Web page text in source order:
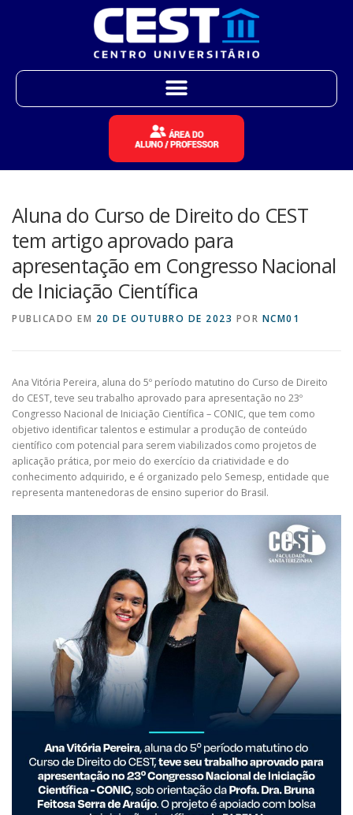
Aluna do Curso de Direito do CEST
tem artigo aprovado para
apresentação em Congresso Nacional
de Iniciação Científica
PUBLICADO EM 20 DE OUTUBRO DE 2023 POR NCM01
Ana Vitória Pereira, aluna do 5º período matutino do Curso de Direito
do CEST, teve seu trabalho aprovado para apresentação no 23º
Congresso Nacional de Iniciação Científica – CONIC, que tem como
objetivo identificar talentos e estimular a produção de conteúdo
científico com potencial para serem viabilizados como projetos de
aplicação prática, por meio do exercício da criatividade e do
conhecimento adquirido, e é organizado pelo Semesp, entidade que
representa mantenedoras de ensino superior do Brasil.